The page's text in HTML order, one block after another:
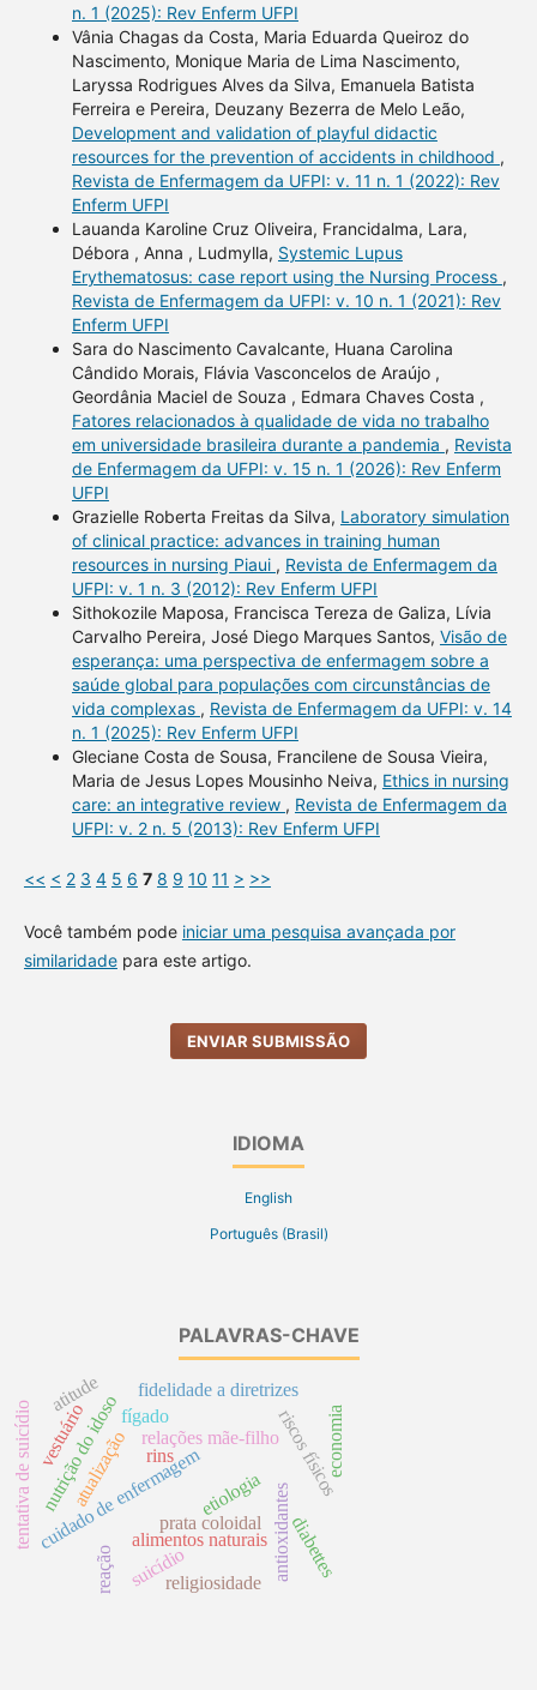
n. 1 (2025): Rev Enferm UFPI
Vânia Chagas da Costa, Maria Eduarda Queiroz do
Nascimento, Monique Maria de Lima Nascimento,
Laryssa Rodrigues Alves da Silva, Emanuela Batista
Ferreira e Pereira, Deuzany Bezerra de Melo Leão,
Development and validation of playful didactic
resources for the prevention of accidents in childhood ,
Revista de Enfermagem da UFPI: v. 11 n. 1 (2022): Rev
Enferm UFPI
Lauanda Karoline Cruz Oliveira, Francidalma, Lara,
Débora , Anna , Ludmylla, Systemic Lupus
Erythematosus: case report using the Nursing Process ,
Revista de Enfermagem da UFPI: v. 10 n. 1 (2021): Rev
Enferm UFPI
Sara do Nascimento Cavalcante, Huana Carolina
Cândido Morais, Flávia Vasconcelos de Araújo ,
Geordânia Maciel de Souza , Edmara Chaves Costa ,
Fatores relacionados à qualidade de vida no trabalho
em universidade brasileira durante a pandemia , Revista
de Enfermagem da UFPI: v. 15 n. 1 (2026): Rev Enferm
UFPI
Grazielle Roberta Freitas da Silva, Laboratory simulation
of clinical practice: advances in training human
resources in nursing Piaui , Revista de Enfermagem da
UFPI: v. 1 n. 3 (2012): Rev Enferm UFPI
Sithokozile Maposa, Francisca Tereza de Galiza, Lívia
Carvalho Pereira, José Diego Marques Santos, Visão de
esperança: uma perspectiva de enfermagem sobre a
saúde global para populações com circunstâncias de
vida complexas , Revista de Enfermagem da UFPI: v. 14
n. 1 (2025): Rev Enferm UFPI
Gleciane Costa de Sousa, Francilene de Sousa Vieira,
Maria de Jesus Lopes Mousinho Neiva, Ethics in nursing
care: an integrative review , Revista de Enfermagem da
UFPI: v. 2 n. 5 (2013): Rev Enferm UFPI
<< < 2 3 4 5 6 7 8 9 10 11 > >>
Você também pode iniciar uma pesquisa avançada por
similaridadepara este artigo.
ENVIAR SUBMISSÃO
IDIOMA
English
Português (Brasil)
PALAVRAS-CHAVE
cuidado de enfermagemprata coloidal
etiologia
atualização
antioxidantes
alimentos naturais
nutrição do idoso relações mãe-filhoriscos físicos
rins
suicídio
vestuário economia
tentativa de suicídio fígado
reação diabettes
fidelidade a diretrizes
atitude
religiosidade